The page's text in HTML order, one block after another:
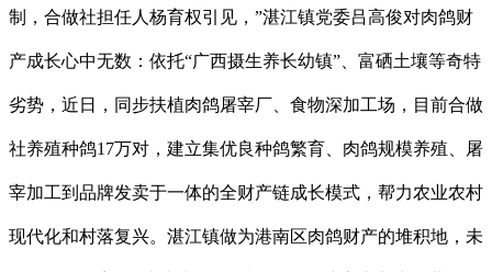
制，合做社担任人杨育权引见，”湛江镇党委吕高俊对肉鸽财
产成长心中无数：依托“广西摄生养长幼镇”、富硒土壤等奇特
劣势，近日，同步扶植肉鸽屠宰厂、食物深加工场，目前合做
社养殖种鸽17万对，建立集优良种鸽繁育、肉鸽规模养殖、屠
宰加工到品牌发卖于一体的全财产链成长模式，帮力农业农村
现代化和村落复兴。湛江镇做为港南区肉鸽财产的堆积地，未